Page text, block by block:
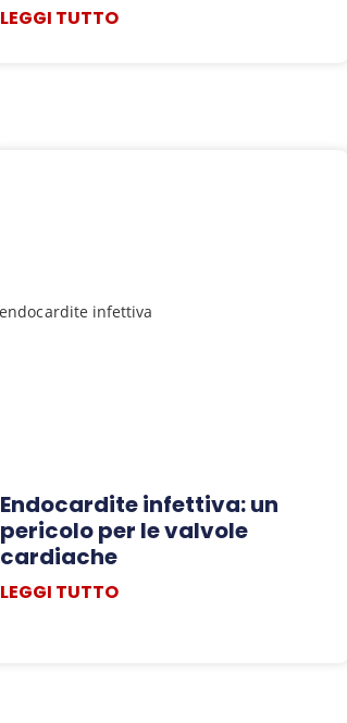
LEGGI TUTTO
Endocardite infettiva: un
pericolo per le valvole
cardiache
LEGGI TUTTO